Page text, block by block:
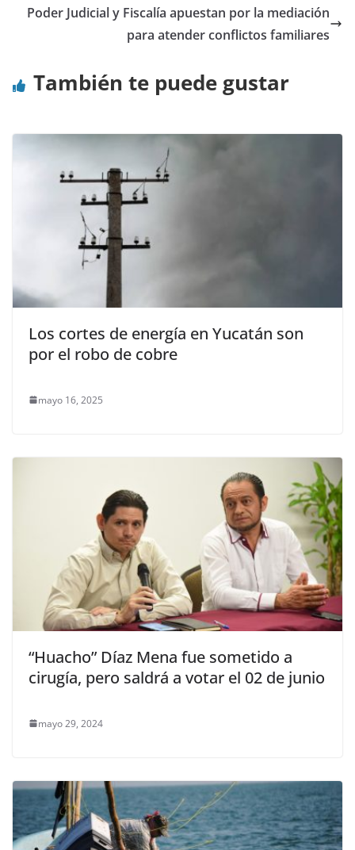
Poder Judicial y Fiscalía apuestan por la mediación
para atender conflictos familiares
También te puede gustar
Los cortes de energía en Yucatán son
por el robo de cobre
mayo 16, 2025
“Huacho” Díaz Mena fue sometido a
cirugía, pero saldrá a votar el 02 de junio
mayo 29, 2024